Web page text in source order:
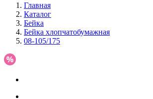
Главная
Каталог
Бейка
Бейка хлопчатобумажная
08-105/175